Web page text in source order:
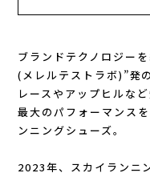
LUNA SANDALS(ルナサ
MARSQUEST(マーズクエ
MERRELL(メレル)
ブランドテクノロジ
(メレルテストラボ)”発
レースやアップヒルな
最大のパフォーマンス
ンニングシューズ。
2023年、スカイランニ